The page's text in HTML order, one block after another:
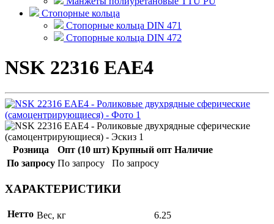
Стопорные кольца
Стопорные кольца DIN 471
Стопорные кольца DIN 472
NSK 22316 EAE4
Розница Опт (10 шт) Крупный опт Наличие
По запросу По запросу По запросу
ХАРАКТЕРИСТИКИ
Нетто Вес, кг
6.25